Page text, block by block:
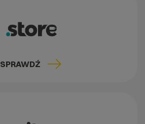
SPRAWDŹ